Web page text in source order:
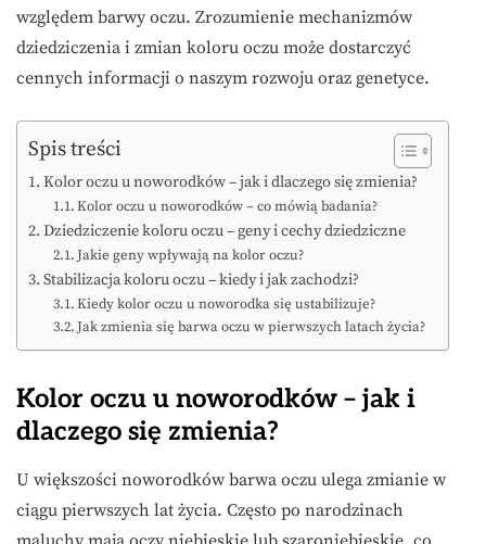
względem barwy oczu. Zrozumienie mechanizmów
dziedziczenia i zmian koloru oczu może dostarczyć
cennych informacji o naszym rozwoju oraz genetyce.
Spis treści
Kolor oczu u noworodków – jak i dlaczego się zmienia?
Kolor oczu u noworodków – co mówią badania?
Dziedziczenie koloru oczu – geny i cechy dziedziczne
Jakie geny wpływają na kolor oczu?
Stabilizacja koloru oczu – kiedy i jak zachodzi?
Kiedy kolor oczu u noworodka się ustabilizuje?
Jak zmienia się barwa oczu w pierwszych latach życia?
Kolor oczu u noworodków – jak i
dlaczego się zmienia?
U większości noworodków barwa oczu ulega zmianie w
ciągu pierwszych lat życia. Często po narodzinach